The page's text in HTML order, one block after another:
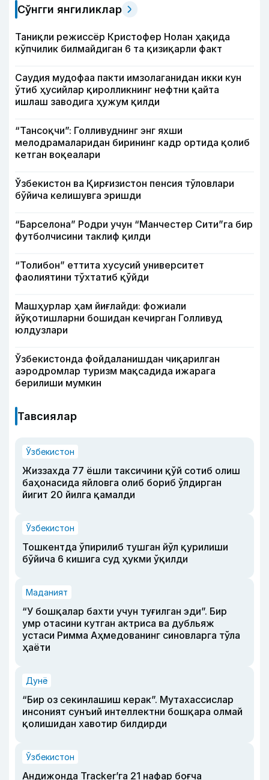
Сўнгги янгиликлар
Таниқли режиссёр Кристофер Нолан ҳақида
кўпчилик билмайдиган 6 та қизиқарли факт
Саудия мудофаа пакти имзолаганидан икки кун
ўтиб ҳусийлар қиролликнинг нефтни қайта
ишлаш заводига ҳужум қилди
“Тансоқчи”: Голливуднинг энг яхши
мелодрамаларидан бирининг кадр ортида қолиб
кетган воқеалари
Ўзбекистон ва Қирғизистон пенсия тўловлари
бўйича келишувга эришди
“Барселона” Родри учун “Манчестер Сити”га бир
футболчисини таклиф қилди
“Толибон” еттита хусусий университет
фаолиятини тўхтатиб қўйди
Машҳурлар ҳам йиғлайди: фожиали
йўқотишларни бошидан кечирган Голливуд
юлдузлари
Ўзбекистонда фойдаланишдан чиқарилган
аэродромлар туризм мақсадида ижарага
берилиши мумкин
Тавсиялар
Ўзбекистон
Жиззахда 77 ёшли таксичини қўй сотиб олиш
баҳонасида яйловга олиб бориб ўлдирган
йигит 20 йилга қамалди
Ўзбекистон
Тошкентда ўпирилиб тушган йўл қурилиши
бўйича 6 кишига суд ҳукми ўқилди
Маданият
“У бошқалар бахти учун туғилган эди”. Бир
умр отасини кутган актриса ва дубльяж
устаси Римма Аҳмедованинг синовларга тўла
ҳаёти
Дунё
“Бир оз секинлашиш керак”. Мутахассислар
инсоният сунъий интеллектни бошқара олмай
қолишидан хавотир билдирди
Ўзбекистон
Андижонда Tracker’га 21 нафар боғча